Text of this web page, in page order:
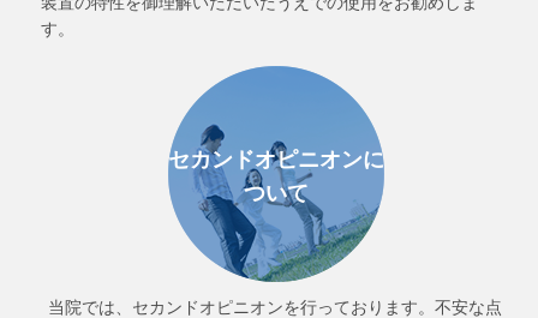
す。
セカンドオピニオンに
ついて
当院では、セカンドオピニオンを行っております。不安な点